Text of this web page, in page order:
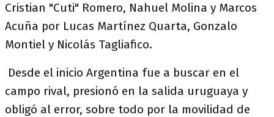
Cristian "Cuti" Romero, Nahuel Molina y Marcos
Acuña por Lucas Martínez Quarta, Gonzalo
Montiel y Nicolás Tagliafico.
Desde el inicio Argentina fue a buscar en el
campo rival, presionó en la salida uruguaya y
obligó al error, sobre todo por la movilidad de